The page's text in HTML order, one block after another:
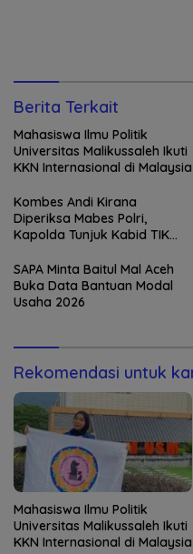
Berita Terkait
Mahasiswa Ilmu Politik
Universitas Malikussaleh Ikuti
KKN Internasional di Malaysia
Kombes Andi Kirana
Diperiksa Mabes Polri,
Kapolda Tunjuk Kabid TIK
Kapolresta Banda Aceh
SAPA Minta Baitul Mal Aceh
Buka Data Bantuan Modal
Usaha 2026
Rekomendasi untuk
Mahasiswa Ilmu Politik
Universitas Malikussaleh Ikuti
KKN Internasional di Malaysia